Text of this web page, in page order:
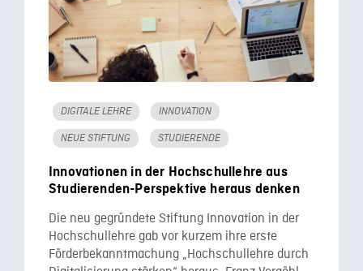
DIGITALE LEHRE INNOVATION
NEUE STIFTUNG STUDIERENDE
Innovationen in der Hochschullehre aus
Studierenden-Perspektive heraus denken
Die neu gegründete Stiftung Innovation in der
Hochschullehre gab vor kurzem ihre erste
Förderbekanntmachung „Hochschullehre durch